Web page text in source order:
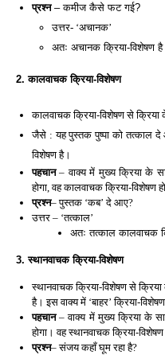
प्रश्न – कमीज कैसे फट गई?
उत्तर- ‘अचानक’
अतः अचानक क्रिया-विशेषण
2. कालवाचक क्रिया-विशेषण
कालवाचक क्रिया-विशेषण से क्रिया
जैसे : यह पुस्तक पुष्पा को तत्काल
विशेषण है।
पहचान – वाक्य में मुख्य क्रिया के
होगा, वह कालवाचक क्रिया-
प्रश्न– पुस्तक ‘कब’ दे आए?
उत्तर – ‘तत्काल’
अतः तत्काल कालवाचक
3. स्थानवाचक क्रिया-विशेषण
स्थानवाचक क्रिया-विशेषण से
है। इस वाक्य में ‘बाहर’ क्रिया-
पहचान – वाक्य में मुख्य क्रिया के
होगा। वह स्थानवाचक क्रिया-
प्रश्न– संजय कहाँ घूम रहा है?